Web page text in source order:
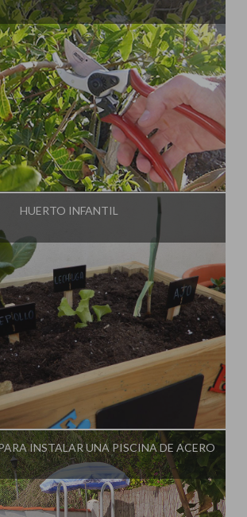
Influencer:
HUERTO INFANTIL
Influencer:
INSTALAR UNA PISCINA DE ACERO